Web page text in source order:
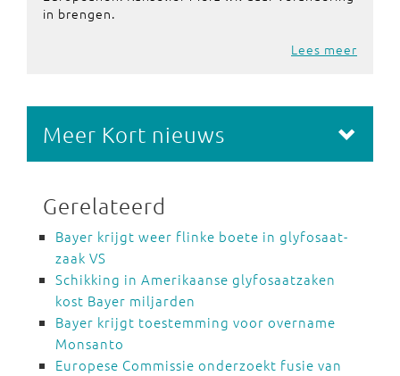
in brengen.
Lees meer
Meer Kort nieuws
Gerelateerd
Bayer krijgt weer flinke boete in glyfosaat-
zaak VS
Schikking in Amerikaanse glyfosaatzaken
kost Bayer miljarden
Bayer krijgt toestemming voor overname
Monsanto
Europese Commissie onderzoekt fusie van